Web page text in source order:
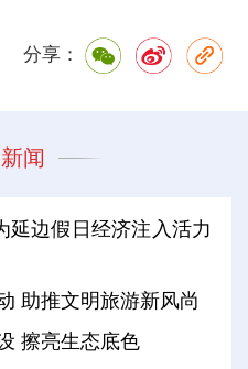
分享：
闻
延边假日经济注入活力
助推文明旅游新风尚
擦亮生态底色